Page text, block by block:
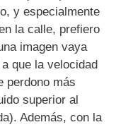
y especialmente
la calle, prefiero
imagen vaya
que la velocidad
perdono más
superior al
Además, con la